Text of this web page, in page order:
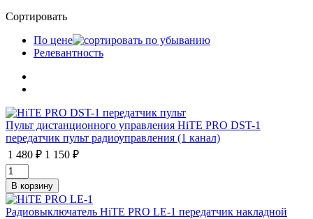
Сортировать
По цене
Релевантность
Пульт дистанционного управления HiTE PRO DST-1
передатчик пульт радиоуправления (1 канал)
1 480 ₽ 1 150 ₽
Радиовыключатель HiTE PRO LE-1 передатчик накладной